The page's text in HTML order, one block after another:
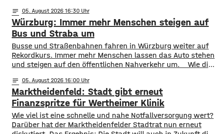
Landratsamt am Mittwochnachmittag veröffentlicht.
Hintergrund ist das der Schwerlastverkehr aufgrund der
kurzfristigen Sperrung der Nassachbrücke in Haßfurt
deutlich zugenommen hat. Durch die Begrenzung der
Höchstgeschwindigkeit soll das über 50 Jahre
notes 05. August 2026 16:30
Würzburg: Immer mehr Menschen steigen auf
Bus und Straba um
​​Busse und Straßenbahnen fahren in Würzburg weiter auf
Rekordkurs. Immer mehr Menschen lassen das Auto stehen
und steigen auf den öffentlichen Nahverkehr um. ​Wie die
so viele Fahrgäste transportiert wie nie zuvor. Insgesamt
waren knapp 18 Millionen Menschen im öffentlichen
Nahverkehr unterwegs. ​Besonders deutlich zeigt sich
notes 05. August 2026 16:00
Marktheidenfeld: Stadt gibt erneut
Finanzspritze für Wertheimer Klinik
​​Wie viel ist eine schnelle und nahe Notfallversorgung wert?
Darüber hat der Marktheidenfelder Stadtrat nun erneut